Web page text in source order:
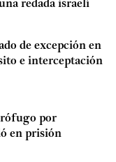
redada israelí
de excepción en
e interceptación
por
en prisión